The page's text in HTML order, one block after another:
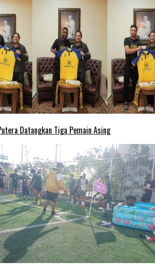
Datangkan Tiga Pemain Asing